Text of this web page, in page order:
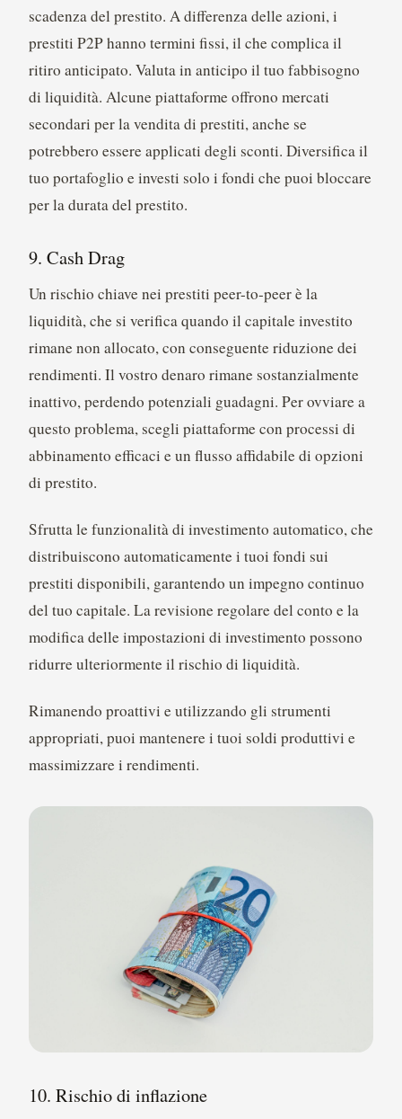
scadenza del prestito. A differenza delle azioni, i
prestiti P2P hanno termini fissi, il che complica il
ritiro anticipato. Valuta in anticipo il tuo fabbisogno
di liquidità. Alcune piattaforme offrono mercati
secondari per la vendita di prestiti, anche se
potrebbero essere applicati degli sconti. Diversifica il
tuo portafoglio e investi solo i fondi che puoi bloccare
per la durata del prestito.
9. Cash Drag
Un rischio chiave nei prestiti peer-to-peer è la
liquidità, che si verifica quando il capitale investito
rimane non allocato, con conseguente riduzione dei
rendimenti. Il vostro denaro rimane sostanzialmente
inattivo, perdendo potenziali guadagni. Per ovviare a
questo problema, scegli piattaforme con processi di
abbinamento efficaci e un flusso affidabile di opzioni
di prestito.
Sfrutta le funzionalità di investimento automatico, che
distribuiscono automaticamente i tuoi fondi sui
prestiti disponibili, garantendo un impegno continuo
del tuo capitale. La revisione regolare del conto e la
modifica delle impostazioni di investimento possono
ridurre ulteriormente il rischio di liquidità.
Rimanendo proattivi e utilizzando gli strumenti
appropriati, puoi mantenere i tuoi soldi produttivi e
massimizzare i rendimenti.
10. Rischio di inflazione